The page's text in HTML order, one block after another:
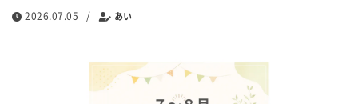
2026.07.05 / あい